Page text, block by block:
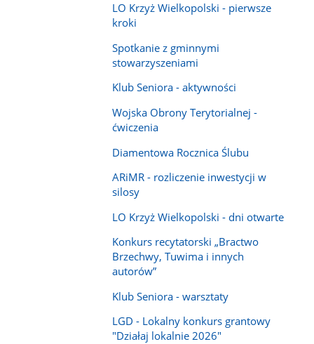
LO Krzyż Wielkopolski - pierwsze
kroki
Spotkanie z gminnymi
stowarzyszeniami
Klub Seniora - aktywności
Wojska Obrony Terytorialnej -
ćwiczenia
Diamentowa Rocznica Ślubu
ARiMR - rozliczenie inwestycji w
silosy
LO Krzyż Wielkopolski - dni otwarte
Konkurs recytatorski „Bractwo
Brzechwy, Tuwima i innych
autorów”
Klub Seniora - warsztaty
LGD - Lokalny konkurs grantowy
"Działaj lokalnie 2026"